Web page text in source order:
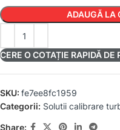
ADAUGĂ LA
CERE O COTAȚIE RAPIDĂ DE
SKU: fe7ee8fc1959
Categorii: Solutii calibrare
Share: